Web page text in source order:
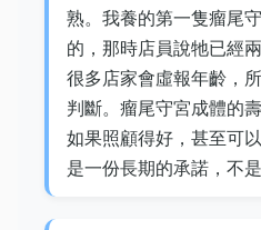
熟。我養的第一隻瘤尾
的，那時店員說牠已經
很多店家會虛報年齡，
判斷。瘤尾守宮成體的
如果照顧得好，甚至可
是一份長期的承諾，不